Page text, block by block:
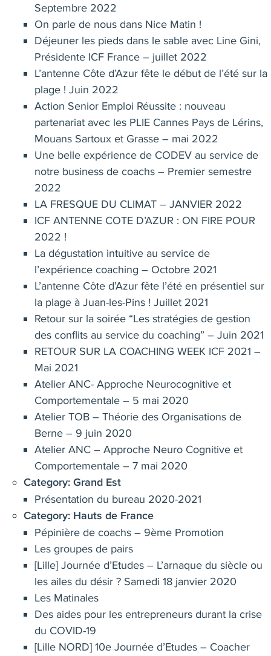
Septembre 2022
On parle de nous dans Nice Matin !
Déjeuner les pieds dans le sable avec Line Gini,
Présidente ICF France – juillet 2022
L’antenne Côte d’Azur fête le début de l’été sur la
plage ! Juin 2022
Action Senior Emploi Réussite : nouveau
partenariat avec les PLIE Cannes Pays de Lérins,
Mouans Sartoux et Grasse – mai 2022
Une belle expérience de CODEV au service de
notre business de coachs – Premier semestre
2022
LA FRESQUE DU CLIMAT – JANVIER 2022
ICF ANTENNE COTE D’AZUR : ON FIRE POUR
2022 !
La dégustation intuitive au service de
l’expérience coaching – Octobre 2021
L’antenne Côte d’Azur fête l’été en présentiel sur
la plage à Juan-les-Pins ! Juillet 2021
Retour sur la soirée “Les stratégies de gestion
des conflits au service du coaching” – Juin 2021
RETOUR SUR LA COACHING WEEK ICF 2021 –
Mai 2021
Atelier ANC- Approche Neurocognitive et
Comportementale – 5 mai 2020
Atelier TOB – Théorie des Organisations de
Berne – 9 juin 2020
Atelier ANC – Approche Neuro Cognitive et
Comportementale – 7 mai 2020
Category: Grand Est
Présentation du bureau 2020-2021
Category: Hauts de France
Pépinière de coachs – 9ème Promotion
Les groupes de pairs
[Lille] Journée d’Etudes – L’arnaque du siècle ou
les ailes du désir ? Samedi 18 janvier 2020
Les Matinales
Des aides pour les entrepreneurs durant la crise
du COVID-19
[Lille NORD] 10e Journée d’Etudes – Coacher